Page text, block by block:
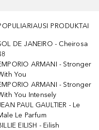
PRODUKTAI
DE JANEIRO - Cheirosa
ARMANI - Stronger
You
ARMANI - Stronger
You Intensely
PAUL GAULTIER - Le
Le Parfum
EILISH - Eilish